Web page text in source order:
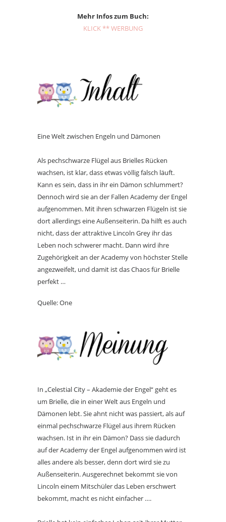
Mehr Infos zum Buch:
KLICK ** WERBUNG
Eine Welt zwischen Engeln und Dämonen
Als pechschwarze Flügel aus Brielles Rücken
wachsen, ist klar, dass etwas völlig falsch läuft.
Kann es sein, dass in ihr ein Dämon schlummert?
Dennoch wird sie an der Fallen Academy der Engel
aufgenommen. Mit ihren schwarzen Flügeln ist sie
dort allerdings eine Außenseiterin. Da hilft es auch
nicht, dass der attraktive Lincoln Grey ihr das
Leben noch schwerer macht. Dann wird ihre
Zugehörigkeit an der Academy von höchster Stelle
angezweifelt, und damit ist das Chaos für Brielle
perfekt …
Quelle: One
In „Celestial City – Akademie der Engel“ geht es
um Brielle, die in einer Welt aus Engeln und
Dämonen lebt. Sie ahnt nicht was passiert, als auf
einmal pechschwarze Flügel aus ihrem Rücken
wachsen. Ist in ihr ein Dämon? Dass sie dadurch
auf der Academy der Engel aufgenommen wird ist
alles andere als besser, denn dort wird sie zu
Außenseiterin. Ausgerechnet bekommt sie von
Lincoln einem Mitschüler das Leben erschwert
bekommt, macht es nicht einfacher ….